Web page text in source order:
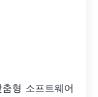
형 소프트웨어